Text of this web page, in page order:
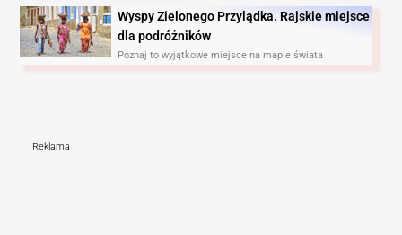
Wyspy Zielonego Przylądka. Rajskie miejsce
dla podróżników
Poznaj to wyjątkowe miejsce na mapie świata
Reklama